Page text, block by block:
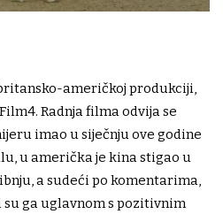
američkoj produkciji,
Radnja filma odvija se
imao u siječnju ove godine
u američka je kina stigao u
a sudeći po komentarima,
ga uglavnom s pozitivnim